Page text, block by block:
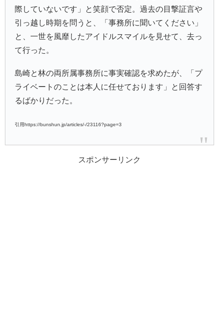
際していないです」と笑顔で否定。過去の目撃証言や
引っ越し時期を問うと、「事務所に聞いてください」
と、一世を風靡したアイドルスマイルを見せて、去っ
て行った。
島崎と林の両所属事務所に事実確認を求めたが、「プ
ライベートのことは本人に任せております」と回答す
るばかりだった。
引用https://bunshun.jp/articles/-/23116?page=3
スポンサーリンク